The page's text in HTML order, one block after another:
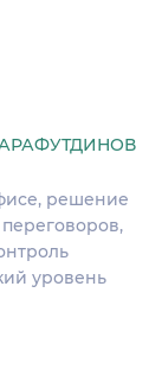
решение
уровень